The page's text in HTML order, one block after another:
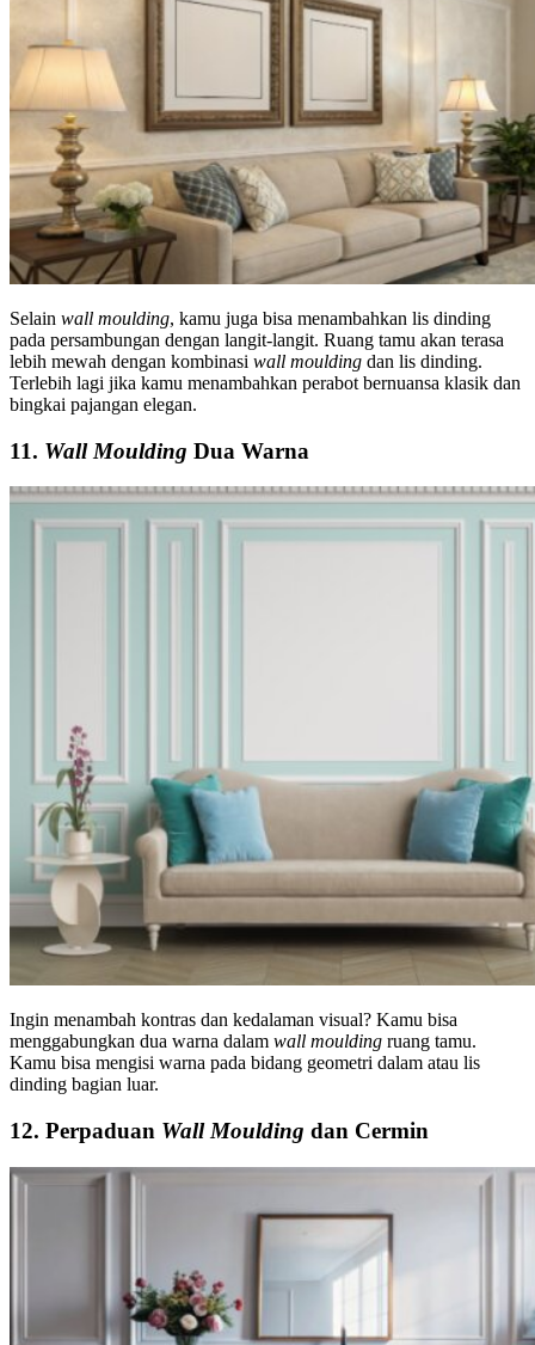
Selain wall moulding, kamu juga bisa menambahkan lis dinding
pada persambungan dengan langit-langit. Ruang tamu akan terasa
lebih mewah dengan kombinasi wall moulding dan lis dinding.
Terlebih lagi jika kamu menambahkan perabot bernuansa klasik dan
bingkai pajangan elegan.
11. Wall Moulding Dua Warna
Ingin menambah kontras dan kedalaman visual? Kamu bisa
menggabungkan dua warna dalam wall moulding ruang tamu.
Kamu bisa mengisi warna pada bidang geometri dalam atau lis
dinding bagian luar.
12. Perpaduan Wall Moulding dan Cermin